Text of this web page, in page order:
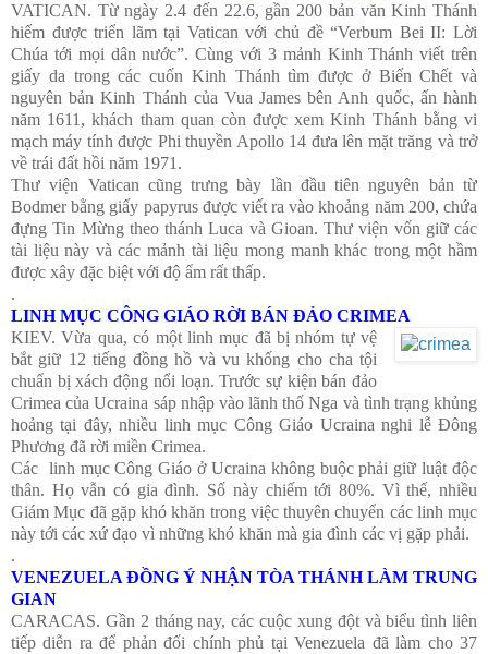
VATICAN. Từ ngày 2.4 đến 22.6, gần 200 bản văn Kinh Thánh
hiếm được triển lãm tại Vatican với chủ đề “Verbum Bei II: Lời
Chúa tới mọi dân nước”. Cùng với 3 mảnh Kinh Thánh viết trên
giấy da trong các cuốn Kinh Thánh tìm được ở Biển Chết và
nguyên bản Kinh Thánh của Vua James bên Anh quốc, ấn hành
năm 1611, khách tham quan còn được xem Kinh Thánh bằng vi
mạch máy tính được Phi thuyền Apollo 14 đưa lên mặt trăng và trở
về trái đất hồi năm 1971.
Thư viện Vatican cũng trưng bày lần đầu tiên nguyên bản từ
Bodmer bằng giấy papyrus được viết ra vào khoảng năm 200, chứa
đựng Tin Mừng theo thánh Luca và Gioan. Thư viện vốn giữ các
tài liệu này và các mảnh tài liệu mong manh khác trong một hầm
được xây đặc biệt với độ ẩm rất thấp.
.
LINH MỤC CÔNG GIÁO RỜI BÁN ĐẢO CRIMEA
KIEV. Vừa qua, có một linh mục đã bị nhóm tự vệ
bắt giữ 12 tiếng đồng hồ và vu khống cho cha tội
chuẩn bị xách động nổi loạn. Trước sự kiện bán đảo
Crimea của Ucraina sáp nhập vào lãnh thổ Nga và tình trạng khủng
hoảng tại đây, nhiều linh mục Công Giáo Ucraina nghi lễ Đông
Phương đã rời miền Crimea.
Các linh mục Công Giáo ở Ucraina không buộc phải giữ luật độc
thân. Họ vẫn có gia đình. Số này chiếm tới 80%. Vì thế, nhiều
Giám Mục đã gặp khó khăn trong việc thuyên chuyển các linh mục
này tới các xứ đạo vì những khó khăn mà gia đình các vị gặp phải.
.
VENEZUELA ĐỒNG Ý NHẬN TÒA THÁNH LÀM TRUNG
GIAN
CARACAS. Gần 2 tháng nay, các cuộc xung đột và biểu tình liên
tiếp diễn ra để phản đối chính phủ tại Venezuela đã làm cho 37